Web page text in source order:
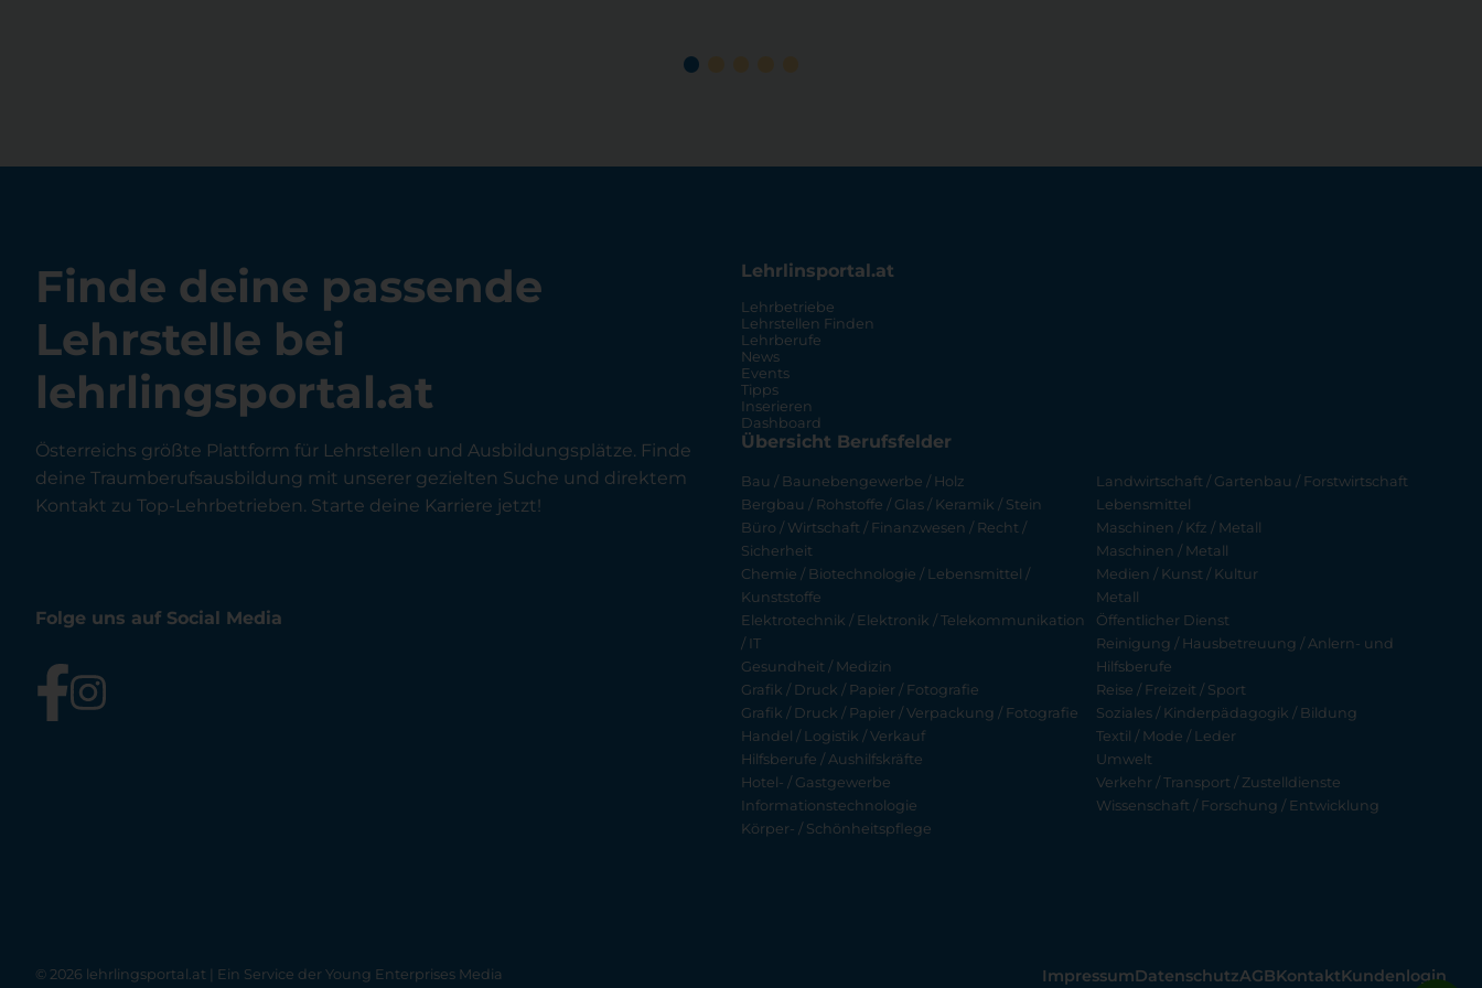
Finde deine passende
Lehrstelle bei
lehrlingsportal.at
Österreichs größte Plattform für Lehrstellen und Ausbildungsplätze. Finde
deine Traumberufsausbildung mit unserer gezielten Suche und direktem
Kontakt zu Top-Lehrbetrieben. Starte deine Karriere jetzt!
Folge uns auf Social Media
Lehrlinsportal.at
Lehrbetriebe
Lehrstellen Finden
Lehrberufe
News
Events
Tipps
Inserieren
Dashboard
Übersicht Berufsfelder
Bau / Baunebengewerbe / Holz
Bergbau / Rohstoffe / Glas / Keramik / Stein
Büro / Wirtschaft / Finanzwesen / Recht /
Sicherheit
Chemie / Biotechnologie / Lebensmittel /
Kunststoffe
Elektrotechnik / Elektronik / Telekommunikation
/ IT
Gesundheit / Medizin
Grafik / Druck / Papier / Fotografie
Grafik / Druck / Papier / Verpackung / Fotografie
Handel / Logistik / Verkauf
Hilfsberufe / Aushilfskräfte
Hotel- / Gastgewerbe
Informationstechnologie
Körper- / Schönheitspflege
Landwirtschaft / Gartenbau / Forstwirtschaft
Lebensmittel
Maschinen / Kfz / Metall
Maschinen / Metall
Medien / Kunst / Kultur
Metall
Öffentlicher Dienst
Reinigung / Hausbetreuung / Anlern- und
Hilfsberufe
Reise / Freizeit / Sport
Soziales / Kinderpädagogik / Bildung
Textil / Mode / Leder
Umwelt
Verkehr / Transport / Zustelldienste
Wissenschaft / Forschung / Entwicklung
© 2026 lehrlingsportal.at | Ein Service der Young Enterprises Media ImpressumDatenschutzAGBKontaktKundenlogin